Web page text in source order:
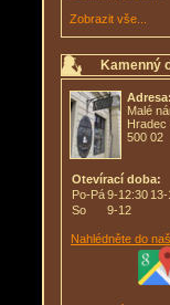
Zobrazit vše...
Kamenný
Adresa:
Malé
Hradec
500 02
Otevírací doba:
Po-Pá9-12:30
So
9-12
Nahlédněte do